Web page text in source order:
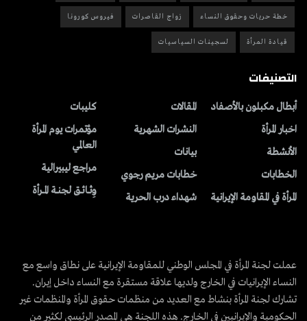
خطة حريات وحقوق النساء زواج القاصرات فيروس كورونا
قيادة المرأة لسجينات السياسيات
التصنيفات
أبطال مكبلون بالأصفاد
اخبار المرأة
الأنشطة
الخطابات
المرأة في المقاومة الإيرانية
المقالات
النشرات الشهریة
بیانات
خطابات مريم رجوي
شهداء درب الحرية
کلیبات
مؤتمرات يوم المرأة
العالمي
مراجع ليبيرالية
وِثــائــق لجنــة المــرأة
عملت لجنة المرأة في المجلس الوطني للمقاومة الإيرانية على نطاق واسع مع
النساء الإيرانيات في الخارج ولديها علاقة مستقرة مع النساء داخل إيران.
تشارك لجنة المرأة بنشاط مع العديد من منظمات حقوق المرأة والمنظمات غير
الحكومية والإيرانيين في الخارج. هذه اللجنة هي المصدر الرئيسي لكثير من